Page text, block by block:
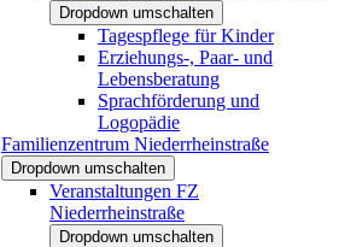
Dropdown umschalten
Tagespflege für Kinder
Erziehungs-, Paar- und
Lebensberatung
Sprachförderung und
Logopädie
Familienzentrum Niederrheinstraße
Dropdown umschalten
Veranstaltungen FZ
Niederrheinstraße
Dropdown umschalten